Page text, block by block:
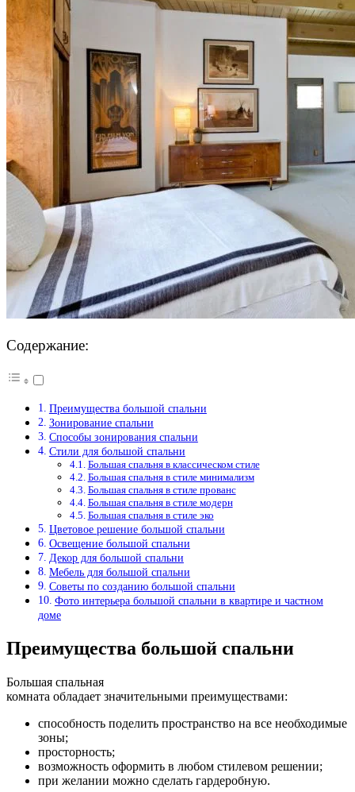
Содержание:
Преимущества большой спальни
Зонирование спальни
Способы зонирования спальни
Стили для большой спальни
Большая спальня в классическом стиле
Большая спальня в стиле минимализм
Большая спальня в стиле прованс
Большая спальня в стиле модерн
Большая спальня в стиле эко
Цветовое решение большой спальни
Освещение большой спальни
Декор для большой спальни
Мебель для большой спальни
Советы по созданию большой спальни
Фото интерьера большой спальни в квартире и частном
доме
Преимущества большой спальни
Большая спальная
комната обладает значительными преимуществами:
способность поделить пространство на все необходимые
зоны;
просторность;
возможность оформить в любом стилевом решении;
при желании можно сделать гардеробную.